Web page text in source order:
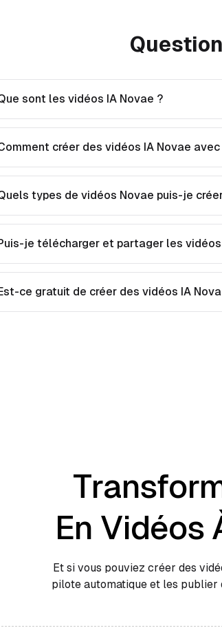
sont les vidéos IA Novae ?
créer des vidéos IA Novae
types de vidéos Novae puis-je
je télécharger et partager les vidéos
ce gratuit de créer des vidéos IA
En Vidéos
Et si vous pouviez créer des
pilote automatique et les publier